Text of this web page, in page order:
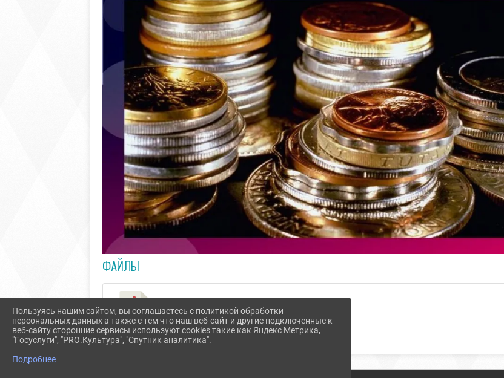
ФАЙЛЫ
Её величество монета (1.9 MiB)
Пользуясь нашим сайтом, вы соглашаетесь с политикой обработки
персональных данных а также с тем что наш веб-сайт и другие подключенные к
веб-сайту сторонние сервисы используют cookies такие как Яндекс Метрика,
"Госуслуги", "PRO.Культура", "Спутник аналитика".
Подробнее